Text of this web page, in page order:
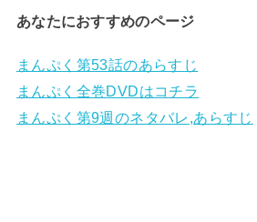
あなたにおすすめのページ
まんぷく第53話のあらすじ
まんぷく全巻DVDはコチラ
まんぷく第9週のネタバレ,あらすじ